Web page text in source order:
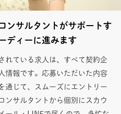
ンサルタントがサポートす
ディーに進みます
れている求人は、すべて契約企
情報です。応募いただいた内容
通じて、スムーズにエントリー
ンサルタントから個別にスカウ